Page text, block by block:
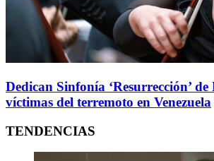
Dedican Sinfonía ‘Resurrección’
víctimas del terremoto en Venezuela
TENDENCIAS